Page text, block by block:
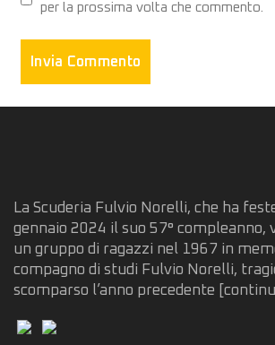
per la prossima volta che commento.
La Scuderia Fulvio Norelli, che ha
gennaio 2024 il suo 57° compleanno,
un gruppo di ragazzi nel 1967 in
compagno di studi Fulvio Norelli,
scomparso l’anno precedente